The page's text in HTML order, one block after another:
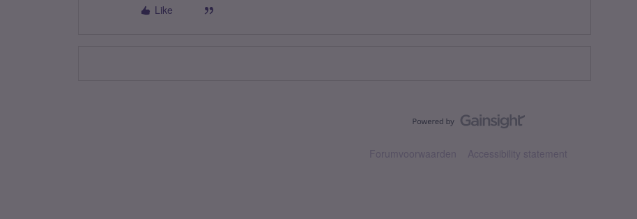
Like
Forumvoorwaarden Accessibility statement